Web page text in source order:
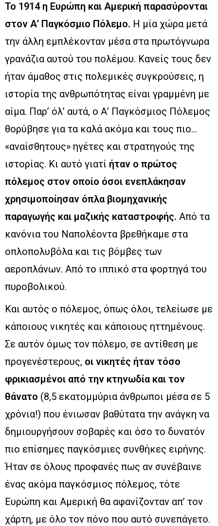
Το 1914 η Ευρώπη και Αμερική παρασύρονται
στον Α’ Παγκόσμιο Πόλεμο. Η μία χώρα μετά
την άλλη εμπλέκονταν μέσα στα πρωτόγνωρα
γρανάζια αυτού του πολέμου. Κανείς τους δεν
ήταν άμαθος στις πολεμικές συγκρούσεις, η
ιστορία της ανθρωπότητας είναι γραμμένη με
αίμα. Παρ’ όλ’ αυτά, ο Α’ Παγκόσμιος Πόλεμος
θορύβησε για τα καλά ακόμα και τους πιο…
«αναίσθητους» ηγέτες και στρατηγούς της
ιστορίας. Κι αυτό γιατί ήταν ο πρώτος
πόλεμος στον οποίο όσοι ενεπλάκησαν
χρησιμοποίησαν όπλα βιομηχανικής
παραγωγής και μαζικής καταστροφής. Από τα
κανόνια του Ναπολέοντα βρεθήκαμε στα
οπλοπολυβόλα και τις βόμβες των
αεροπλάνων. Από το ιππικό στα φορτηγά του
πυροβολικού.
Και αυτός ο πόλεμος, όπως όλοι, τελείωσε με
κάποιους νικητές και κάποιους ηττημένους.
Σε αυτόν όμως τον πόλεμο, σε αντίθεση με
προγενέστερους, οι νικητές ήταν τόσο
φρικιασμένοι από την κτηνωδία και τον
θάνατο (8,5 εκατομμύρια άνθρωποι μέσα σε 5
χρόνια!) που ένιωσαν βαθύτατα την ανάγκη να
δημιουργήσουν σοβαρές και όσο το δυνατόν
πιο επίσημες παγκόσμιες συνθήκες ειρήνης.
Ήταν σε όλους προφανές πως αν συνέβαινε
ένας ακόμα παγκόσμιος πόλεμος, τότε
Ευρώπη και Αμερική θα αφανίζονταν απ’ τον
χάρτη, με όλο τον πόνο που αυτό συνεπάγετο.